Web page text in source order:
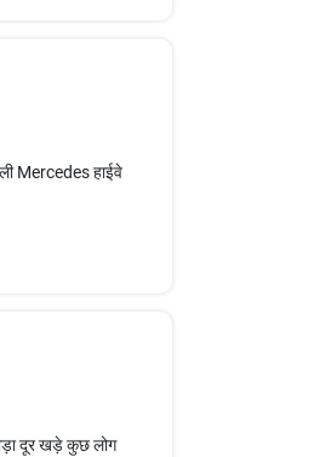
Mercedes हाईवे
दूर खड़े कुछ लोग